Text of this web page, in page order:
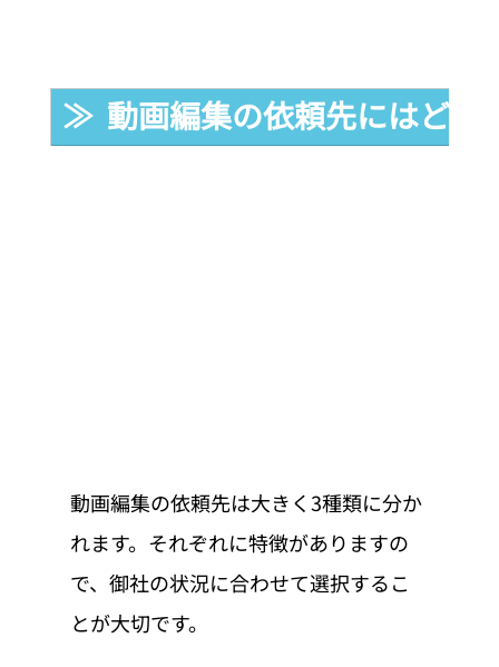
≫  動画編集の依頼先にはどん
動画編集の依頼先は大きく3種類に分か
れます。それぞれに特徴がありますの
で、御社の状況に合わせて選択するこ
とが大切です。